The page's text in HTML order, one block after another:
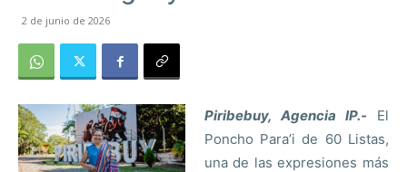
2 de junio de 2026
Piribebuy, Agencia IP.-
El
Poncho Para’i de 60 Listas,
una de las expresiones más